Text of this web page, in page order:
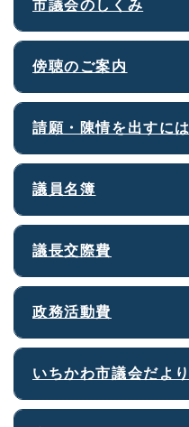
市議会のしくみ
傍聴のご案内
請願・陳情を出すには
議員名簿
議長交際費
政務活動費
いちかわ市議会だより